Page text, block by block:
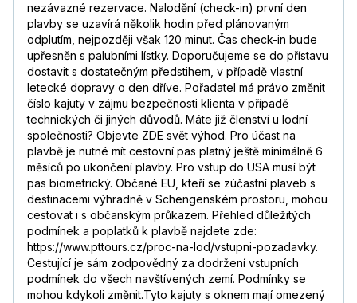
nezávazné rezervace. Nalodění (check-in) první den
plavby se uzavírá několik hodin před plánovaným
odplutím, nejpozději však 120 minut. Čas check-in bude
upřesněn s palubními lístky. Doporučujeme se do přístavu
dostavit s dostatečným předstihem, v případě vlastní
letecké dopravy o den dříve. Pořadatel má právo změnit
číslo kajuty v zájmu bezpečnosti klienta v případě
technických či jiných důvodů. Máte již členství u lodní
společnosti? Objevte ZDE svět výhod. Pro účast na
plavbě je nutné mít cestovní pas platný ještě minimálně 6
měsíců po ukončení plavby. Pro vstup do USA musí být
pas biometrický. Občané EU, kteří se zúčastní plaveb s
destinacemi výhradně v Schengenském prostoru, mohou
cestovat i s občanským průkazem. Přehled důležitých
podmínek a poplatků k plavbě najdete zde:
https://www.pttours.cz/proc-na-lod/vstupni-pozadavky.
Cestující je sám zodpovědný za dodržení vstupních
podmínek do všech navštívených zemí. Podmínky se
mohou kdykoli změnit.Tyto kajuty s oknem mají omezený